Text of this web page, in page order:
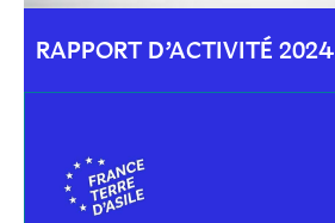
RAPPORT D’ACTIVITÉ 2024